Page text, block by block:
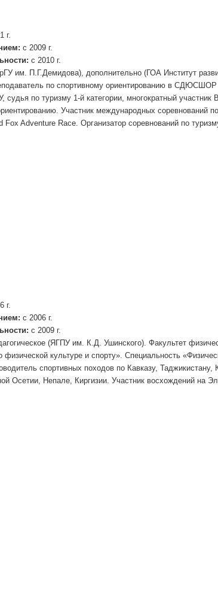
г.
с 2009 г.
с 2010 г.
им. П.Г.Демидова), дополнительно (ГОА Институт
по спортивному ориентированию в
по туризму 1-й категории, многократный участник
Участник международных соревнований
Fox Adventure Race. Организатор соревнований по
г.
с 2006 г.
с 2009 г.
(ЯГПУ им. К.Д. Ушинского). Факультет
культуре и спорту». Специальность
спортивных походов по Кавказу,
Осетии, Непале, Киргизии. Участник восхождений на